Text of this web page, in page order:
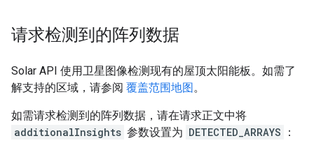
请求检测到的阵列数据
Solar API 使用卫星图像检测现有的屋顶太阳能板。如需了
解支持的区域，请参阅 覆盖范围地图。
如需请求检测到的阵列数据，请在请求正文中将
additionalInsights 参数设置为 DETECTED_ARRAYS ：